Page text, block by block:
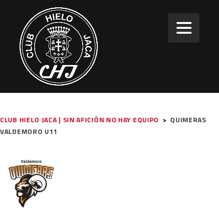
CLUB HIELO JACA | SIN AFICIÓN NO HAY EQUIPO > QUIMERAS
VALDEMORO U11